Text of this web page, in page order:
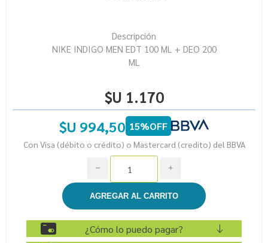
Descripción
NIKE INDIGO MEN EDT 100 ML + DEO 200
ML
$U 1.170
$U 994,50 15%OFF
Con Visa (débito o crédito) o Mastercard (credito) del BBVA
i
h
¿Cómo lo puedo pagar?